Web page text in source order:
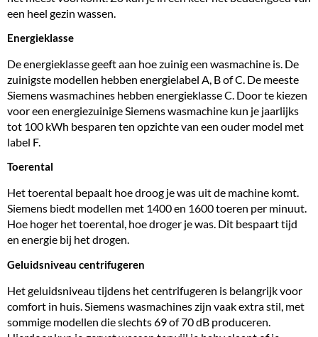
een heel gezin wassen.
Energieklasse
De energieklasse geeft aan hoe zuinig een wasmachine is. De
zuinigste modellen hebben energielabel A, B of C. De meeste
Siemens wasmachines hebben energieklasse C. Door te kiezen
voor een energiezuinige Siemens wasmachine kun je jaarlijks
tot 100 kWh besparen ten opzichte van een ouder model met
label F.
Toerental
Het toerental bepaalt hoe droog je was uit de machine komt.
Siemens biedt modellen met 1400 en 1600 toeren per minuut.
Hoe hoger het toerental, hoe droger je was. Dit bespaart tijd
en energie bij het drogen.
Geluidsniveau centrifugeren
Het geluidsniveau tijdens het centrifugeren is belangrijk voor
comfort in huis. Siemens wasmachines zijn vaak extra stil, met
sommige modellen die slechts 69 of 70 dB produceren.